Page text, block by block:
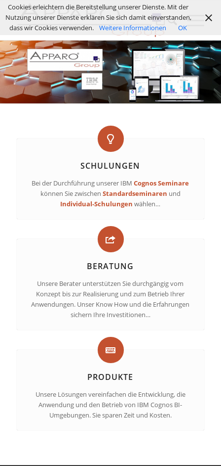
SCHULUNGEN
Bei der Durchführung unserer IBMCognos Seminare
können Sie zwischen Standardseminaren und
Individual-Schulungen wählen…
BERATUNG
Unsere Berater unterstützen Sie durchgängig vom
Konzept bis zur Realisierung und zum Betrieb Ihrer
Anwendungen. Unser Know How und die Erfahrungen
sichern Ihre Investitionen…
PRODUKTE
Unsere Lösungen vereinfachen die Entwicklung, die
Anwendung und den Betrieb von IBM Cognos BI-
Umgebungen. Sie sparen Zeit und Kosten.
Cookies erleichtern die Bereitstellung unserer Dienste. Mit der
Nutzung unserer Dienste erklären Sie sich damit einverstanden,
dass wir Cookies verwenden.
Weitere Informationen OK